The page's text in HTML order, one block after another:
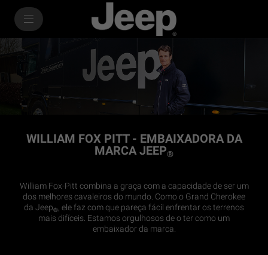
SkiptoNavigationText
WILLIAM FOX PITT - EMBAIXADORA DA
MARCA JEEP®
William Fox-Pitt combina a graça com a capacidade de ser um
dos melhores cavaleiros do mundo. Como o Grand Cherokee
da Jeep®, ele faz com que pareça fácil enfrentar os terrenos
mais difíceis. Estamos orgulhosos de o ter como um
embaixador da marca.